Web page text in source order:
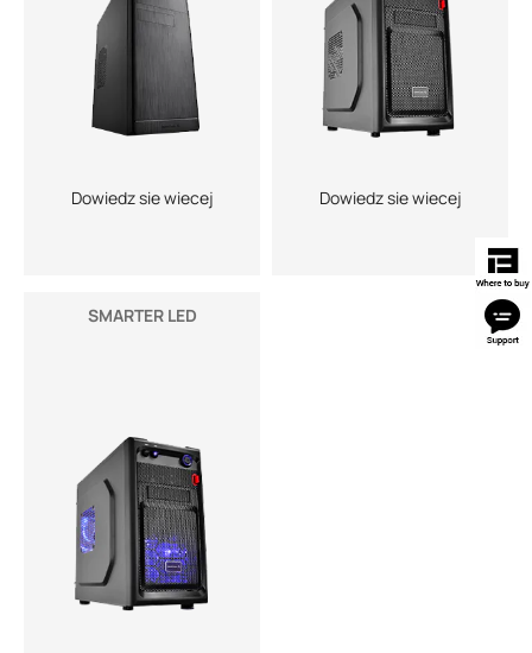
Dowiedz sie wiecej Dowiedz sie wiecej
SMARTER LED